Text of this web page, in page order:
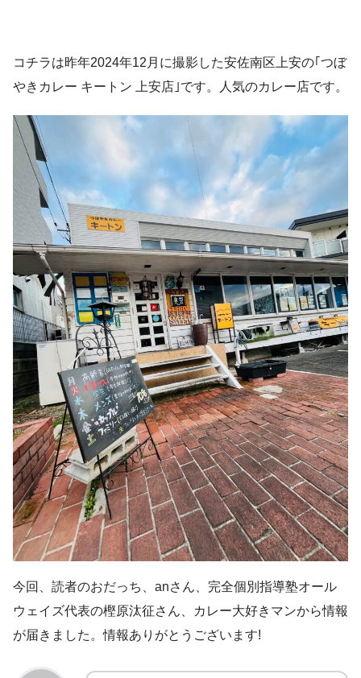
コチラは昨年2024年12月に撮影した安佐南区上安の｢つぼ
やきカレー キートン 上安店｣です。人気のカレー店です。
今回、読者のおだっち、anさん、完全個別指導塾オール
ウェイズ代表の樫原汰征さん、カレー大好きマンから情報
が届きました。情報ありがとうございます!